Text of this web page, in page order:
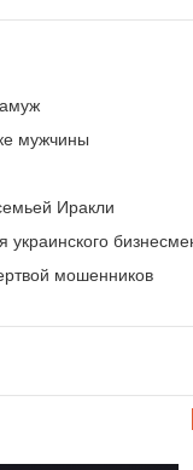
мужчины
Иракли
украинского
мошенников